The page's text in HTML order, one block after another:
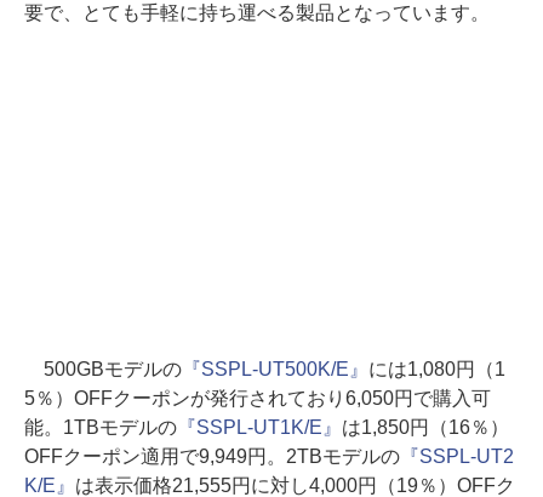
要で、とても手軽に持ち運べる製品となっています。
500GBモデルの『SSPL-UT500K/E』 には1,080円（1
5％）OFFクーポンが発行されており6,050円で購入可
能。1TBモデルの『SSPL-UT1K/E』 は1,850円（16％）
OFFクーポン適用で9,949円。2TBモデルの『SSPL-UT2
K/E』 は表示価格21,555円に対し4,000円（19％）OFFク